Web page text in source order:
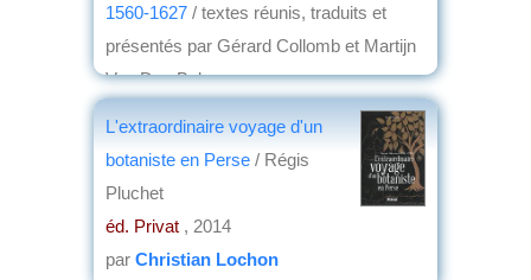
1560-1627 / textes réunis, traduits et
présentés par Gérard Collomb et Martijn
Van Den Bel
L'extraordinaire voyage d'un
botaniste en Perse / Régis
Pluchet
éd. Privat , 2014
par Christian Lochon